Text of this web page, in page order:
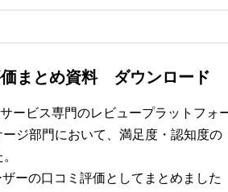
価まとめ資料 ダウンロード
ービス専門のレビュープラットフォ
ジ部門において、満足度・認知度の
ーの口コミ評価としてまとめました